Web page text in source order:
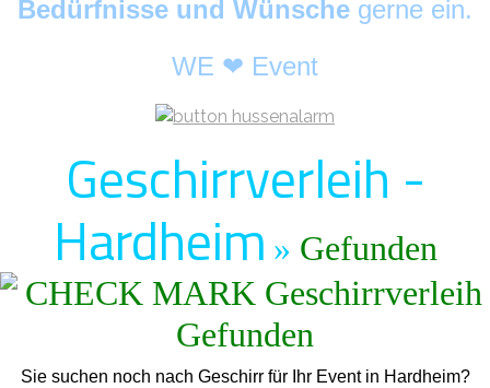
Bedürfnisse und Wünsche gerne ein.
WE ❤ Event
Geschirrverleih -
Hardheim » Gefunden
Sie suchen noch nach Geschirr für Ihr Event in Hardheim?